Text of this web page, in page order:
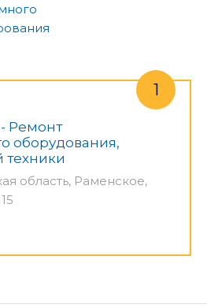
Ремонт
оборудования,
техники
область, Раменское,